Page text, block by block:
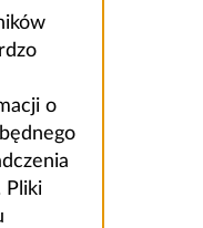
o
Pliki